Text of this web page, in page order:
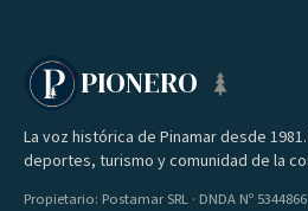
PIONERO
La voz histórica de Pinamar desde
deportes, turismo y comunidad de la
Propietario: Postamar SRL · DNDA Nº